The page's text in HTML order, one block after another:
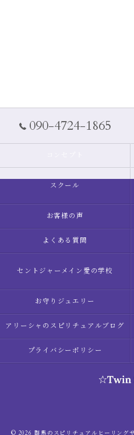
090-4724-1865
スクール
お客様の声
よくある質問
セントジャーメイン愛の学校
お守りジュエリー
アリーシャのスピリチュアルブログ
プライバシーポリシー
© 2026 群馬のスピリチュアルヒーリン